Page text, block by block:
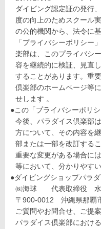
ダイビング認定証の発行
度の向上のためスクール
の公的機関から、法令に
「プライバシーポリシー
楽部は、このプライバシ
容を継続的に検証、見直
することがあります。重
倶楽部のホームページ等
せします 。
●この「プライバシーポリ
今後、パラダイス倶楽部
方について、その内容を
部または一部を改訂する
重要な変更がある場合に
等において、分かりやす
●ダイビングショップパラ
㈱海球 代表取締役 水
〒900-0012 沖縄県那覇
ご質問やお問合せ、ご提
パラダイス倶楽部におけ